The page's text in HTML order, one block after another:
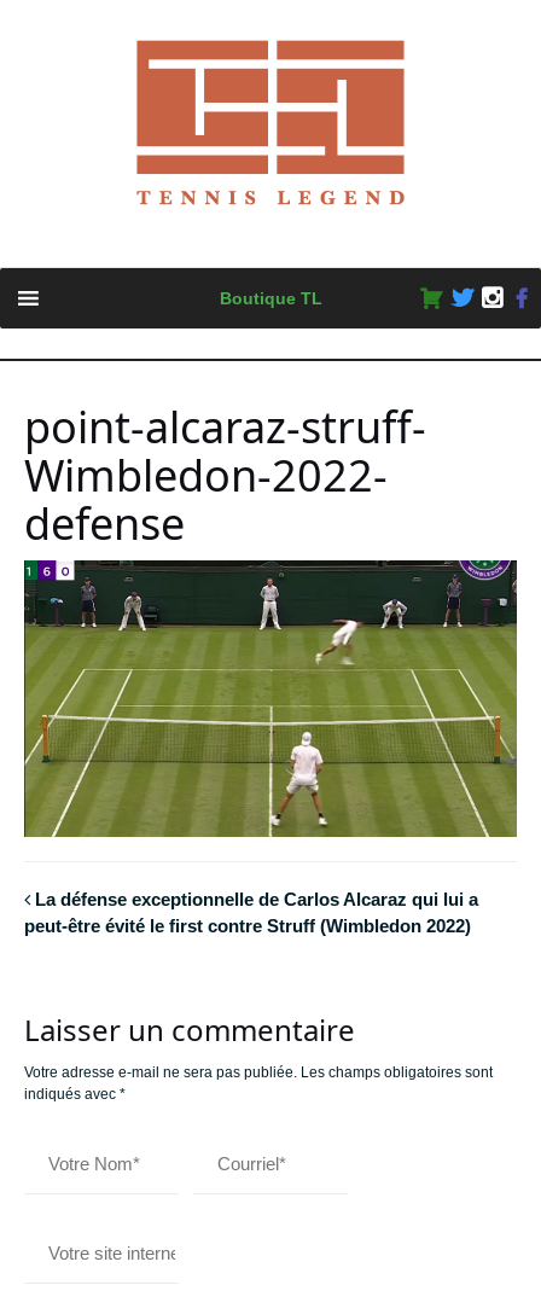
content
Boutique TL
point-alcaraz-struff-
Wimbledon-2022-
defense
La défense exceptionnelle de Carlos Alcaraz qui lui a
peut-être évité le first contre Struff (Wimbledon 2022)
Laisser un commentaire
Votre adresse e-mail ne sera pas publiée. Les champs obligatoires sont
indiqués avec *